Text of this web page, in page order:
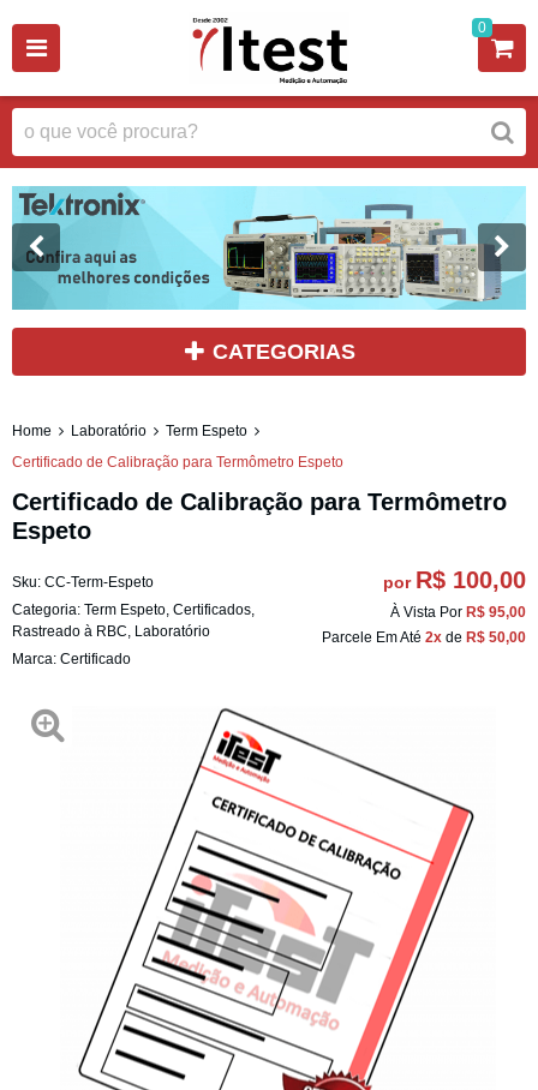
0
CATEGORIAS
Home Laboratório
Term Espeto
Certificado de Calibração para Termômetro Espeto
Certificado de Calibração para Termômetro
Espeto
Sku: CC-Term-Espeto
Categoria: Term Espeto, Certificados,
Rastreado à RBC, Laboratório
Marca: Certificado
por R$ 100,00
À Vista Por R$ 95,00
Parcele Em Até 2x de R$ 50,00